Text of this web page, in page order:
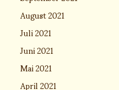
August 2021
Juli 2021
Juni 2021
Mai 2021
April 2021